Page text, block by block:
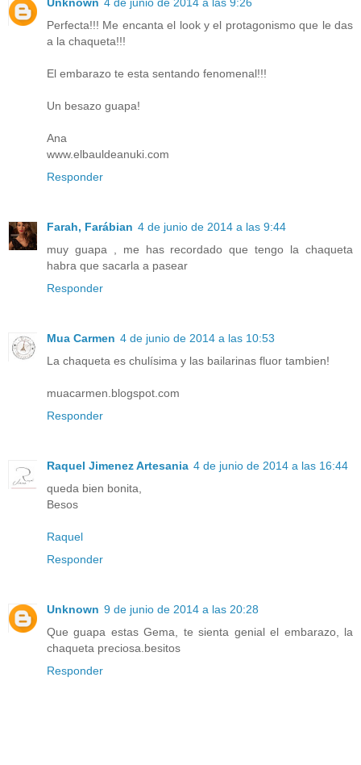
Perfecta!!! Me encanta el look y el protagonismo que le das
a la chaqueta!!!
El embarazo te esta sentando fenomenal!!!
Un besazo guapa!
Ana
www.elbauldeanuki.com
Responder
Farah, Farábian 4 de junio de 2014 a las 9:44
muy guapa , me has recordado que tengo la chaqueta
habra que sacarla a pasear
Responder
Mua Carmen 4 de junio de 2014 a las 10:53
La chaqueta es chulísima y las bailarinas fluor tambien!
muacarmen.blogspot.com
Responder
Raquel Jimenez Artesania 4 de junio de 2014 a las 16:44
queda bien bonita,
Besos
Raquel
Responder
Unknown 9 de junio de 2014 a las 20:28
Que guapa estas Gema, te sienta genial el embarazo, la
chaqueta preciosa.besitos
Responder